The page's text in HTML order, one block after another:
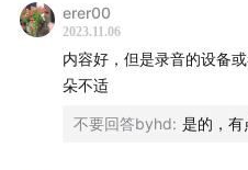
这一期信息量简直炸裂，一
嘉宾孙振龙：数学&人工智
科学的结合，分享科学与玄
erer00
2023.11.06
内容好，但是录音的设备
朵不适
不要回答byhd: 是的，有